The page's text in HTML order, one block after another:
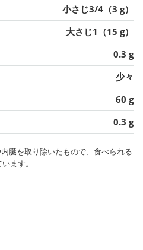
小さじ3/4（3 g）
大さじ1（15 g）
0.3 g
少々
60 g
0.3 g
臓を取り除いたもので、食べられる
ます。